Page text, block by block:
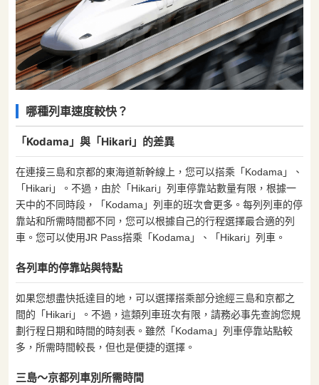
哪種列車速度較快？
「Kodama」與「Hikari」的差異
在連接三島和京都的東海道新幹線上，您可以搭乘「Kodama」、
「Hikari」。不過，由於「Hikari」列車停靠站數量有限，根據一
天中的不同時段，「Kodama」列車的班次會更多。每列列車的停
靠站和所需時間都不同，您可以根據自己的行程選擇最合適的列
車。您可以使用JR Pass搭乘「Kodama」、「Hikari」列車。
各列車的停靠站與特點
如果您想盡快抵達目的地，可以選擇搭乘部分途經三島和京都之
間的「Hikari」。不過，這類列車班次有限，請務必事先查詢您規
劃行程日期和時間的時刻表。雖然「Kodama」列車停靠站點較
多，所需時間較長，但也是便捷的選擇。
三島～京都列車別所需時間